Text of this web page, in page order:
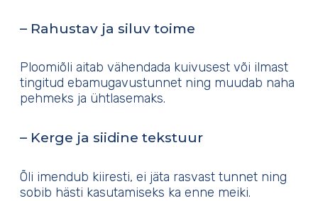
– Rahustav ja siluv toime
Ploomiõli aitab vähendada kuivusest või ilmast
tingitud ebamugavustunnet ning muudab naha
pehmeks ja ühtlasemaks.
– Kerge ja siidine tekstuur
Õli imendub kiiresti, ei jäta rasvast tunnet ning
sobib hästi kasutamiseks ka enne meiki.